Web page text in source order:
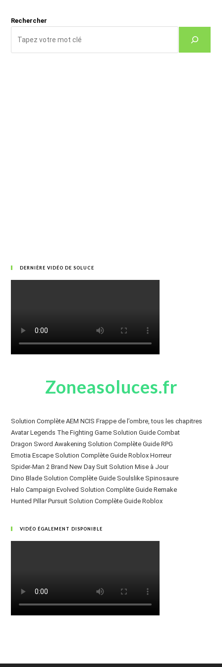
Rechercher
DERNIÈRE VIDÉO DE SOLUCE
Zoneasoluces.fr
Solution Complète AEM NCIS Frappe de l’ombre, tous les chapitres
Avatar Legends The Fighting Game Solution Guide Combat
Dragon Sword Awakening Solution Complète Guide RPG
Emotia Escape Solution Complète Guide Roblox Horreur
Spider-Man 2 Brand New Day Suit Solution Mise à Jour
Dino Blade Solution Complète Guide Soulslike Spinosaure
Halo Campaign Evolved Solution Complète Guide Remake
Hunted Pillar Pursuit Solution Complète Guide Roblox
VIDÉO ÉGALEMENT DISPONIBLE